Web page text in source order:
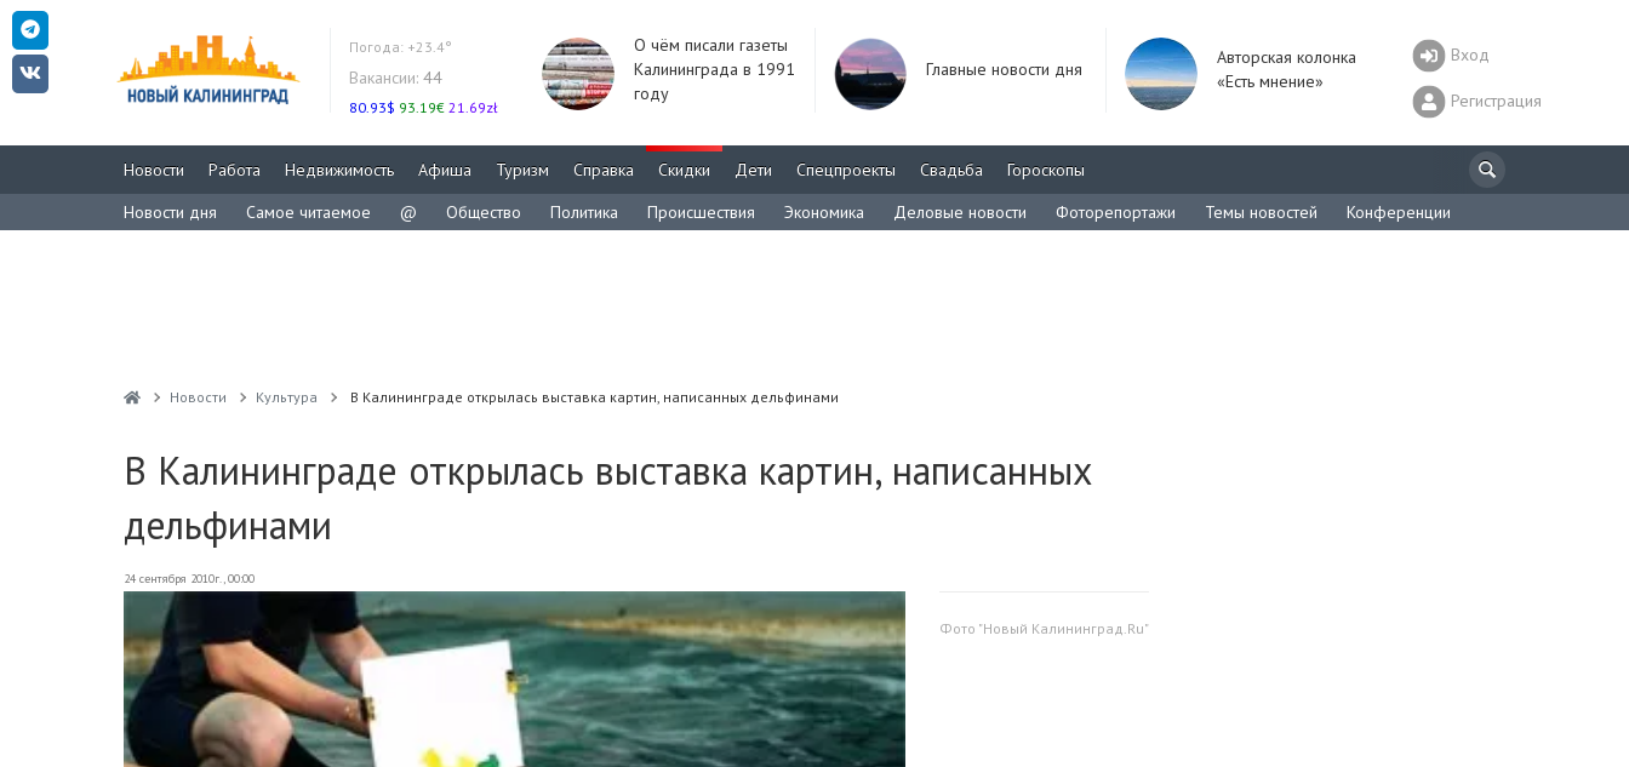
Погода: +23.4°
Вакансии: 44
80.93$ 93.19€ 21.69zł
О чём писали газеты
Калининграда в 1991
году
Главные новости дня
Авторская колонка
«Есть мнение»
Вход
Регистрация
Новости Работа Недвижимость Афиша Туризм Справка Скидки Дети Спецпроекты Свадьба
Гороскопы
Новости дня
Самое читаемое @ Общество Политика Происшествия Экономика Деловые новости Фоторепортажи Темы новостей Конференции
Новости Культура В Калининграде открылась выставка картин, написанных дельфинами
В Калининграде открылась выставка картин, написанных
дельфинами
24 сентября 2010г., 00:00
Фото "Новый Калининград.Ru"